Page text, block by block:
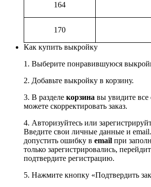
164
170
Как купить выкройку
1. Выберите понравившуюся
2. Добавьте выкройку в корзину.
3. В разделе корзина вы увидите
можете скорректировать заказ.
4. Авторизуйтесь или
Введите свои личные данные и email.
допустить ошибку в email при
только зарегистрировались,
подтвердите регистрацию.
5. Нажмите кнопку «Подтвердить